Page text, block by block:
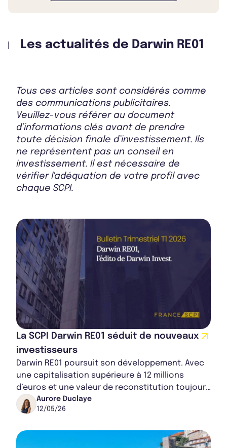
Bulletin 2025 T2
Bulletin 2025 T1
Rapport Annuel 2024
Les actualités de Darwin RE01
Tous ces articles sont considérés comme
des communications publicitaires.
Veuillez-vous référer au document
d’informations clés avant de prendre
toute décision finale d’investissement. Ils
ne représentent pas un conseil en
investissement. Il est nécessaire de
vérifier l'adéquation de votre profil avec
chaque SCPI.
La SCPI Darwin RE01 séduit de nouveaux
investisseurs
Darwin RE01 poursuit son développement. Avec
une capitalisation supérieure à 12 millions
d’euros et une valeur de reconstitution toujours
au-dessus du prix de souscription, la SCPI...
Aurore Duclaye
12/05/26